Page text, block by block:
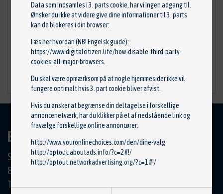
Sensor, motorolieniveau
Varenr: 6PR013680-011
Stand: Ny
Mærke: HELLA
375,00 kr.
TILFØJ TIL KURV
BILCENTRET HØRNING APS
Skanderborgvej 19
8362 Hørning
Tlf.: 86 92 11 00
Data som indsamles i 3. parts cookie, har vi ingen adgang til.
Ønsker du ikke at videre give dine informationer til 3. parts
kan de blokeres i din browser:
Læs her hvordan (NB! Engelsk guide):
https://www.digitalcitizen.life/how-disable-third-party-
cookies-all-major-browsers
Du skal være opmærksom på at nogle hjemmesider ikke vil
fungere optimalt hvis 3. part cookie bliver afvist.
Hvis du ønsker at begrænse din deltagelse i forskellige
annoncenetværk, har du klikker på et af nedstående link og
fravælge forskellige online annoncører:
http://www.youronlinechoices.com/den/dine-valg
http://optout.aboutads.info/?c=2#!/
http://optout.networkadvertising.org/?c=1#!/